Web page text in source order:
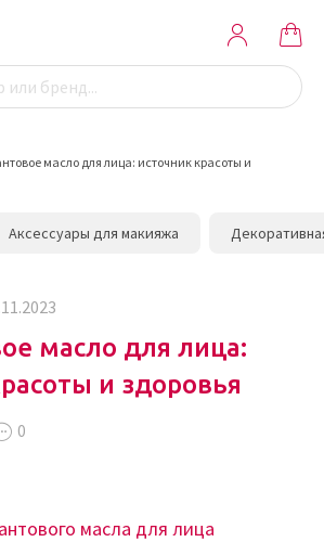
масло для лица: источник красоты и
Аксессуары для макияжа
0
масло для лица:
и здоровья
масла для лица